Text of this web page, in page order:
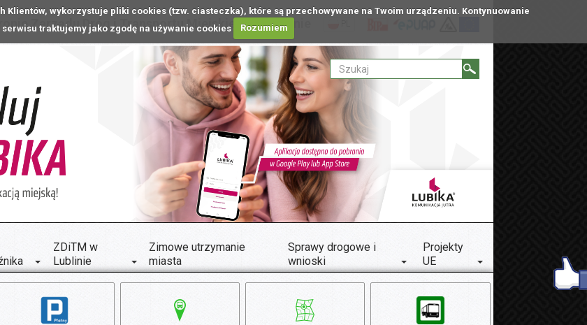
Klientów, wykorzystuje pliki cookies (tzw. ciasteczka), które są przechowywane na Twoim urządzeniu. Kontynuowanie
traktujemy jako zgodę na używanie cookies
Rozumiem
Zarządu Dróg i Transportu Miejskiego w Lublinie
ZDiTM w
Lublinie
Zimowe utrzymanie
miasta
Sprawy drogowe i
wnioski
Projekty
UE